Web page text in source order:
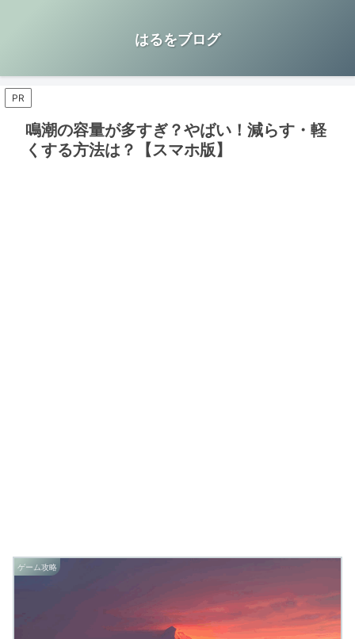
はるをブログ
PR
鳴潮の容量が多すぎ？やばい！減らす・軽
くする方法は？【スマホ版】
ゲーム攻略